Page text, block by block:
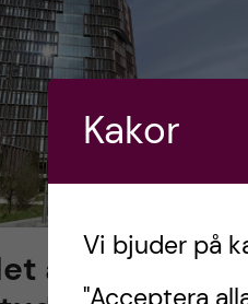
att vara
Kakor
Vi bjuder på
"Acceptera